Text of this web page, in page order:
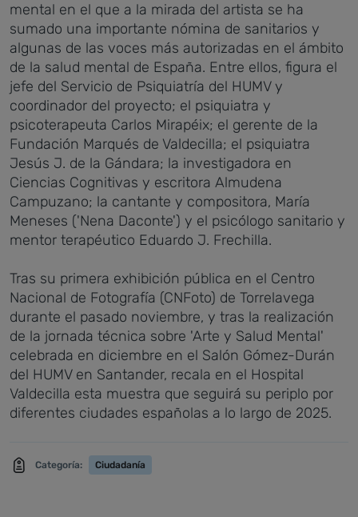
mental en el que a la mirada del artista se ha
sumado una importante nómina de sanitarios y
algunas de las voces más autorizadas en el ámbito
de la salud mental de España. Entre ellos, figura el
jefe del Servicio de Psiquiatría del HUMV y
coordinador del proyecto; el psiquiatra y
psicoterapeuta Carlos Mirapéix; el gerente de la
Fundación Marqués de Valdecilla; el psiquiatra
Jesús J. de la Gándara; la investigadora en
Ciencias Cognitivas y escritora Almudena
Campuzano; la cantante y compositora, María
Meneses ('Nena Daconte') y el psicólogo sanitario y
mentor terapéutico Eduardo J. Frechilla.
Tras su primera exhibición pública en el Centro
Nacional de Fotografía (CNFoto) de Torrelavega
durante el pasado noviembre, y tras la realización
de la jornada técnica sobre 'Arte y Salud Mental'
celebrada en diciembre en el Salón Gómez-Durán
del HUMV en Santander, recala en el Hospital
Valdecilla esta muestra que seguirá su periplo por
diferentes ciudades españolas a lo largo de 2025.
Categoría: Ciudadanía